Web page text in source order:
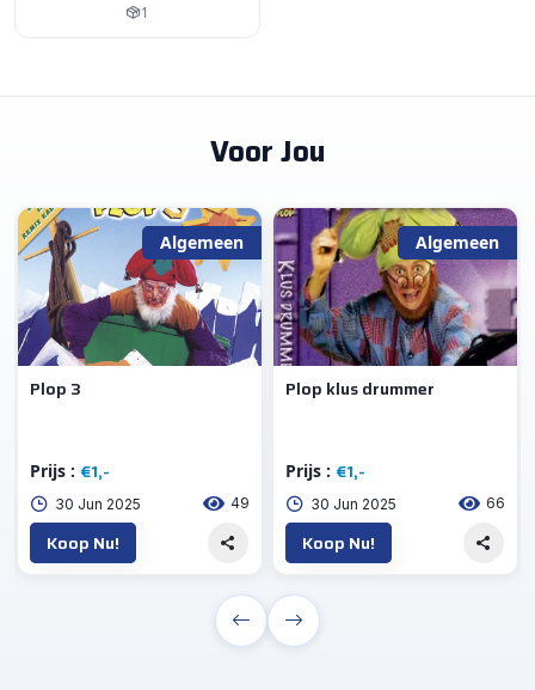
1
Voor Jou
Algemeen
Plop 3
Prijs : €1,-
30 Jun 2025 49
Koop Nu!
Algemeen
Plop klus drummer
Prijs : €1,-
30 Jun 2025 66
Koop Nu!